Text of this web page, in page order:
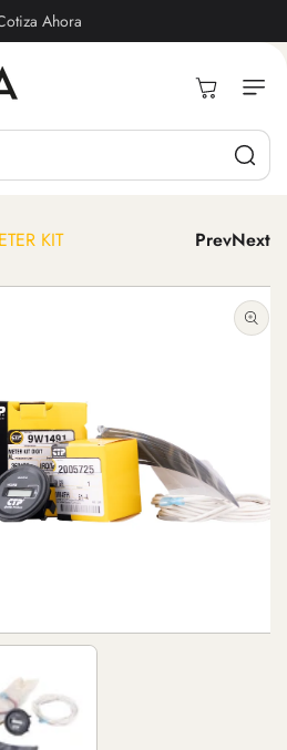
Ahora
Carrito
KIT PrevNext